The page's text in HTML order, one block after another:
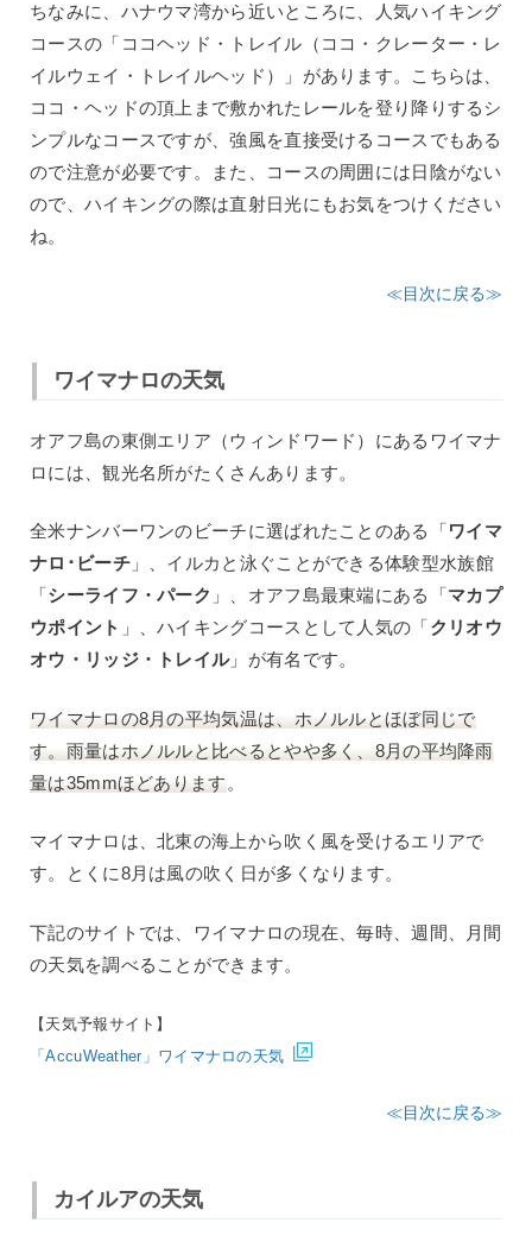
ちなみに、ハナウマ湾から近いところに、人気ハイキング
コースの「ココヘッド・トレイル（ココ・クレーター・レ
イルウェイ・トレイルヘッド）」があります。こちらは、
ココ・ヘッドの頂上まで敷かれたレールを登り降りするシ
ンプルなコースですが、強風を直接受けるコースでもある
ので注意が必要です。また、コースの周囲には日陰がない
ので、ハイキングの際は直射日光にもお気をつけください
ね。
≪目次に戻る≫
ワイマナロの天気
オアフ島の東側エリア（ウィンドワード）にあるワイマナ
ロには、観光名所がたくさんあります。
全米ナンバーワンのビーチに選ばれたことのある「ワイマ
ナロ･ビーチ」、イルカと泳ぐことができる体験型水族館
「シーライフ・パーク 」、オアフ島最東端にある「マカプ
ウポイント 」、ハイキングコースとして人気の「クリオウ
オウ・リッジ・トレイル」が有名です。
ワイマナロの8月の平均気温は、ホノルルとほぼ同じで
す。雨量はホノルルと比べるとやや多く、8月の平均降雨
量は35mmほどあります 。
マイマナロは、北東の海上から吹く風を受けるエリアで
す。とくに8月は風の吹く日が多くなります。
下記のサイトでは、ワイマナロの現在、毎時、週間、月間
の天気を調べることができます。
【天気予報サイト】
「AccuWeather」ワイマナロの天気
≪目次に戻る≫
カイルアの天気